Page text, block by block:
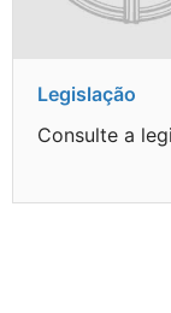
Legislação
Consulte a